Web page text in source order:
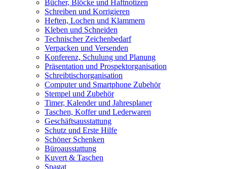
Bücher, Blöcke und Haftnotizen
Schreiben und Korrigieren
Heften, Lochen und Klammern
Kleben und Schneiden
Technischer Zeichenbedarf
Verpacken und Versenden
Konferenz, Schulung und Planung
Präsentation und Prospektorganisation
Schreibtischorganisation
Computer und Smartphone Zubehör
Stempel und Zubehör
Timer, Kalender und Jahresplaner
Taschen, Koffer und Lederwaren
Geschäftsausstattung
Schutz und Erste Hilfe
Schöner Schenken
Büroausstattung
Kuvert & Taschen
Spagat